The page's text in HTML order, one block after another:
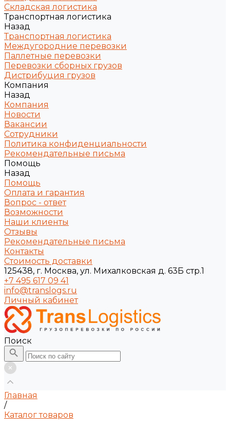
Складская логистика
Транспортная логистика
Назад
Транспортная логистика
Междугородние перевозки
Паллетные перевозки
Перевозки сборных грузов
Дистрибуция грузов
Компания
Назад
Компания
Новости
Вакансии
Сотрудники
Политика конфиденциальности
Рекомендательные письма
Помощь
Назад
Помощь
Оплата и гарантия
Вопрос - ответ
Возможности
Наши клиенты
Отзывы
Рекомендательные письма
Контакты
Стоимость доставки
125438, г. Москва, ул. Михалковская д. 63Б стр.1
+7 495 617 09 41
info@translogs.ru
Личный кабинет
Поиск
Главная
/
Каталог товаров